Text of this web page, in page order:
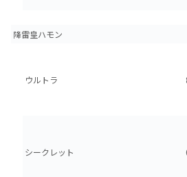
降雷皇ハモン
ウルトラ
シークレット